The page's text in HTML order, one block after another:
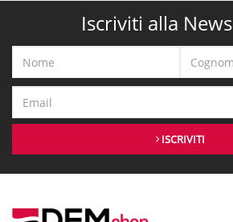
Iscriviti alla
ISCRIVITI